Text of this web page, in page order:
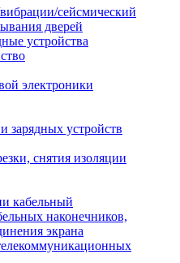
сейсмический
дверей
устройства
электроники
зарядных устройств
снятия изоляции
кабельный
наконечников,
экрана